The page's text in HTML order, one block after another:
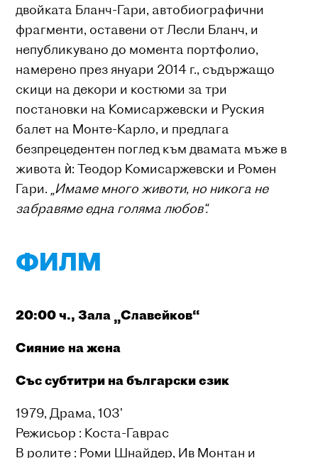
двойката Бланч-Гари, автобиографични
фрагменти, оставени от Лесли Бланч, и
непубликувано до момента портфолио,
намерено през януари 2014 г., съдържащо
скици на декори и костюми за три
постановки на Комисаржевски и Руския
балет на Монте-Карло, и предлага
безпрецедентен поглед към двамата мъже в
живота ѝ: Теодор Комисаржевски и Ромен
Гари. „Имаме много животи, но никога не
забравяме една голяма любов“.
ФИЛМ
20:00 ч., Зала „Славейков“
Сияние на жена
Със субтитри на български език
1979, Драма, 103’
Режисьор : Коста-Гаврас
В ролите : Роми Шнайдер, Ив Монтан и